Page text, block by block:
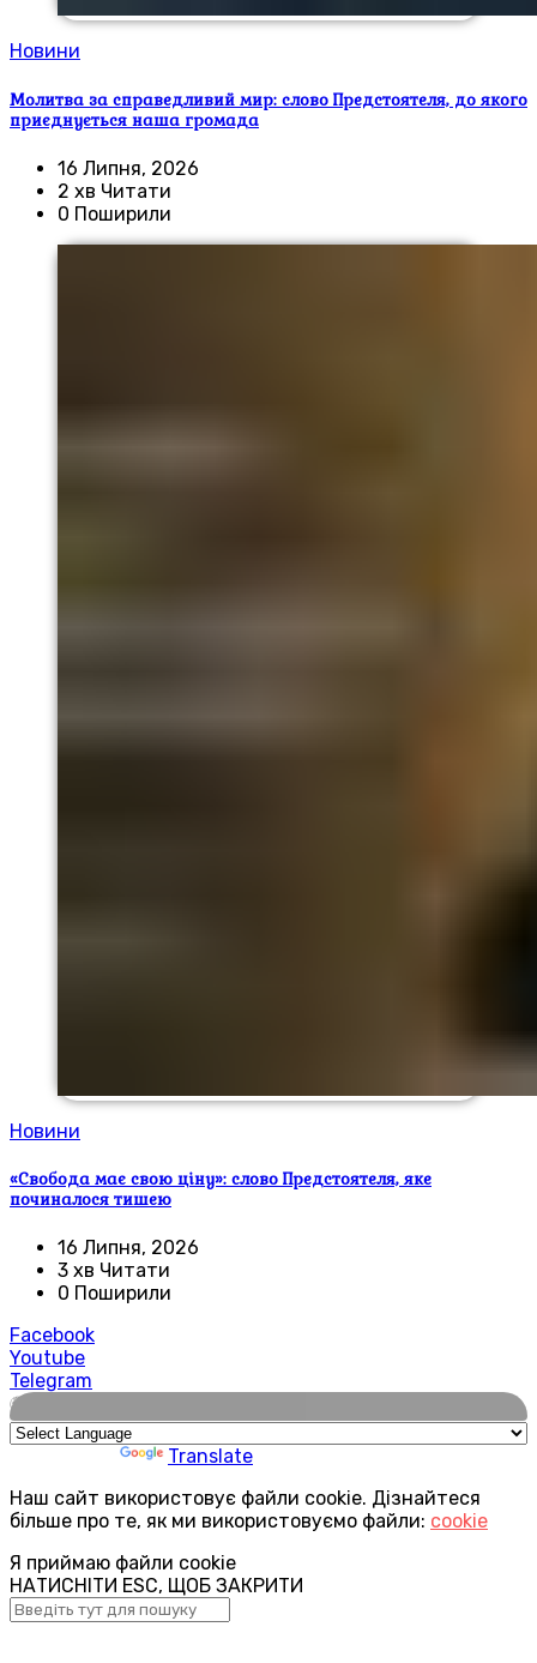
Новини
Молитва за справедливий мир: слово Предстоятеля, до якого
приєднується наша громада
16 Липня, 2026
2 хв Читати
0 Поширили
Новини
«Свобода має свою ціну»: слово Предстоятеля, яке
починалося тишею
16 Липня, 2026
3 хв Читати
0 Поширили
Facebook
Youtube
Telegram
🌍
Translate
Наш сайт використовує файли cookie. Дізнайтеся
більше про те, як ми використовуємо файли: cookie
Я приймаю файли cookie
НАТИСНІТИ ESC, ЩОБ ЗАКРИТИ